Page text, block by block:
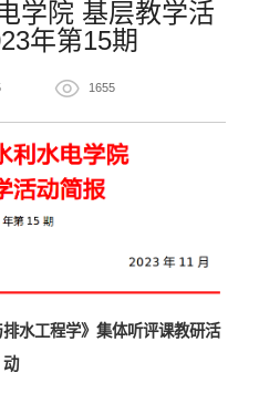
学院 基层教学活
年第15期
1655
水工程学》集体听评课教研活
动